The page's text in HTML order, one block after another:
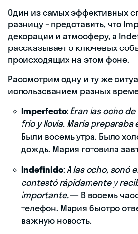
Один из самых эффективных
разницу – представить, что
декорации и атмосферу, а
рассказывает о ключевых
происходящих на этом фоне.
Рассмотрим одну и ту же
использованием разных
Imperfecto: Eran las ocho
frío y llovía. María preparaba
Были восемь утра. Было
дождь. Мария готовила
Indefinido:A las ocho, sonó
contestó rápidamente y
importante.— В восемь
телефон. Мария быстро
важную новость.